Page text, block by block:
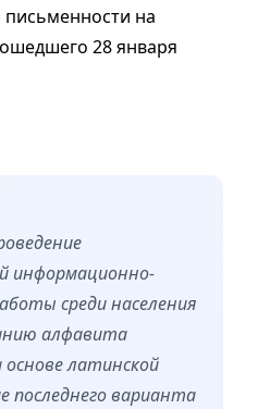
письменности на
28 января
информационно-
среди населения
алфавита
основе латинской
последнего варианта